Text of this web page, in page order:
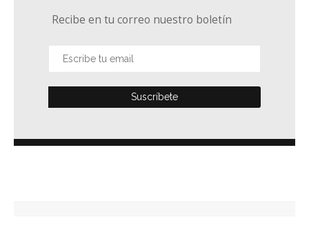
Recibe en tu correo nuestro boletín